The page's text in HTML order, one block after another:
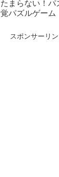
たまらない！パ
覚パズルゲーム
スポンサーリ